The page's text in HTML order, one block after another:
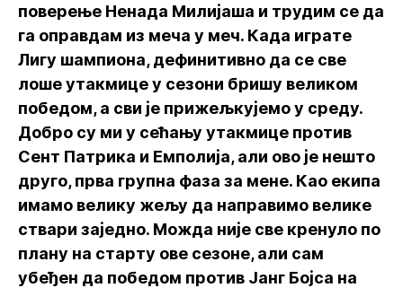
поверење Ненада Милијаша и трудим се да
га оправдам из меча у меч. Када играте
Лигу шампиона, дефинитивно да се све
лоше утакмице у сезони бришу великом
победом, а сви је прижељкујемо у среду.
Добро су ми у сећању утакмице против
Сент Патрика и Емполија, али ово је нешто
друго, прва групна фаза за мене. Као екипа
имамо велику жељу да направимо велике
ствари заједно. Можда није све кренуло по
плану на старту ове сезоне, али сам
убеђен да победом против Јанг Бојса на